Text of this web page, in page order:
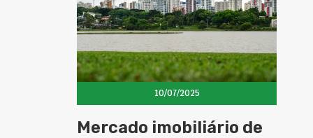
10/07/2025
Mercado imobiliário de